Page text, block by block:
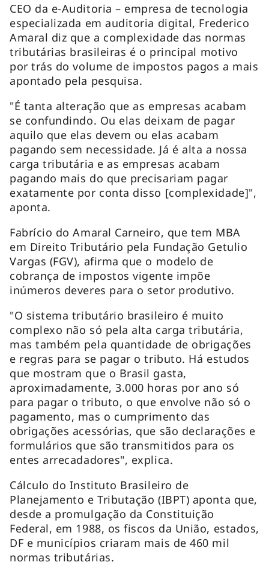
CEO da e-Auditoria – empresa de tecnologia
especializada em auditoria digital, Frederico
Amaral diz que a complexidade das normas
tributárias brasileiras é o principal motivo
por trás do volume de impostos pagos a mais
apontado pela pesquisa.
"É tanta alteração que as empresas acabam
se confundindo. Ou elas deixam de pagar
aquilo que elas devem ou elas acabam
pagando sem necessidade. Já é alta a nossa
carga tributária e as empresas acabam
pagando mais do que precisariam pagar
exatamente por conta disso [complexidade]",
aponta.
Fabrício do Amaral Carneiro, que tem MBA
em Direito Tributário pela Fundação Getulio
Vargas (FGV), afirma que o modelo de
cobrança de impostos vigente impõe
inúmeros deveres para o setor produtivo.
"O sistema tributário brasileiro é muito
complexo não só pela alta carga tributária,
mas também pela quantidade de obrigações
e regras para se pagar o tributo. Há estudos
que mostram que o Brasil gasta,
aproximadamente, 3.000 horas por ano só
para pagar o tributo, o que envolve não só o
pagamento, mas o cumprimento das
obrigações acessórias, que são declarações e
formulários que são transmitidos para os
entes arrecadadores", explica.
Cálculo do Instituto Brasileiro de
Planejamento e Tributação (IBPT) aponta que,
desde a promulgação da Constituição
Federal, em 1988, os fiscos da União, estados,
DF e municípios criaram mais de 460 mil
normas tributárias.